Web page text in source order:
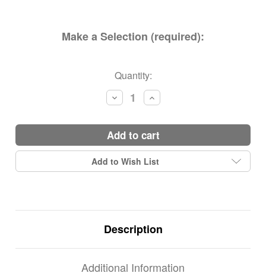
Make a Selection (required):
Quantity:
Decrease
Quantity:
Increase
Quantity:
add to cart
Add to Wish List
Description
Additional Information